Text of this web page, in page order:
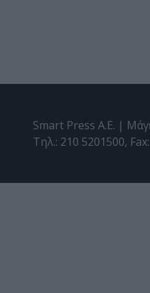
Smart Press A.E. |
Τηλ.: 210 5201500,